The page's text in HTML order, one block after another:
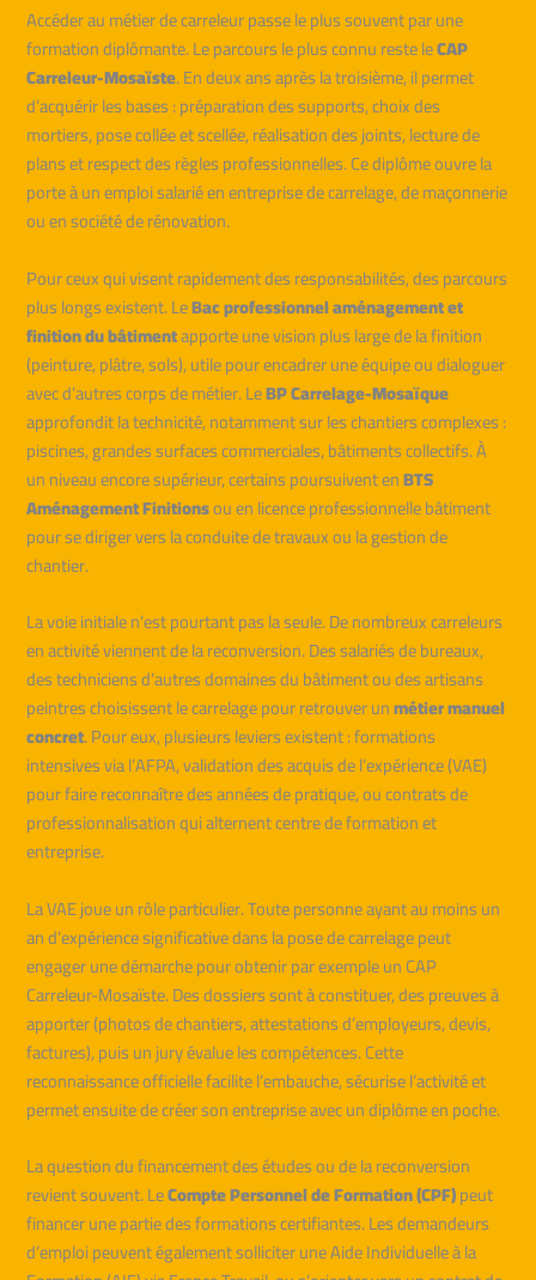
Accéder au métier de carreleur passe le plus souvent par une
formation diplômante. Le parcours le plus connu reste leCAP
Carreleur-Mosaïste. En deux ans après la troisième, il permet
d’acquérir les bases : préparation des supports, choix des
mortiers, pose collée et scellée, réalisation des joints, lecture de
plans et respect des règles professionnelles. Ce diplôme ouvre la
porte à un emploi salarié en entreprise de carrelage, de maçonnerie
ou en société de rénovation.
Pour ceux qui visent rapidement des responsabilités, des parcours
plus longs existent. LeBac professionnel aménagement et
finition du bâtimentapporte une vision plus large de la finition
(peinture, plâtre, sols), utile pour encadrer une équipe ou dialoguer
avec d’autres corps de métier. LeBP Carrelage-Mosaïque
approfondit la technicité, notamment sur les chantiers complexes :
piscines, grandes surfaces commerciales, bâtiments collectifs. À
un niveau encore supérieur, certains poursuivent enBTS
Aménagement Finitionsou en licence professionnelle bâtiment
pour se diriger vers la conduite de travaux ou la gestion de
chantier.
La voie initiale n’est pourtant pas la seule. De nombreux carreleurs
en activité viennent de la reconversion. Des salariés de bureaux,
des techniciens d’autres domaines du bâtiment ou des artisans
peintres choisissent le carrelage pour retrouver unmétier manuel
concret. Pour eux, plusieurs leviers existent : formations
intensives via l’AFPA, validation des acquis de l’expérience (VAE)
pour faire reconnaître des années de pratique, ou contrats de
professionnalisation qui alternent centre de formation et
entreprise.
La VAE joue un rôle particulier. Toute personne ayant au moins un
an d’expérience significative dans la pose de carrelage peut
engager une démarche pour obtenir par exemple un CAP
Carreleur-Mosaïste. Des dossiers sont à constituer, des preuves à
apporter (photos de chantiers, attestations d’employeurs, devis,
factures), puis un jury évalue les compétences. Cette
reconnaissance officielle facilite l’embauche, sécurise l’activité et
permet ensuite de créer son entreprise avec un diplôme en poche.
La question du financement des études ou de la reconversion
revient souvent. LeCompte Personnel de Formation (CPF)peut
financer une partie des formations certifiantes. Les demandeurs
d’emploi peuvent également solliciter une Aide Individuelle à la